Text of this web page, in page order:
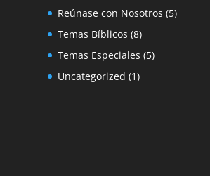
Reúnase con Nosotros (5)
Temas Bíblicos (8)
Temas Especiales (5)
Uncategorized (1)